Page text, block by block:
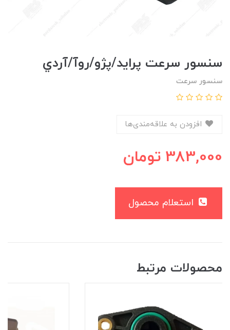
سنسور سرعت پرايد/پژو/روآ/آردي
سنسور سرعت
383,000 تومان
محصولات مرتبط